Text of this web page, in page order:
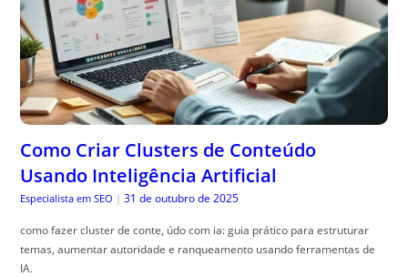
Como Criar Clusters de Conteúdo
Usando Inteligência Artificial
Especialista em SEO | 31 de outubro de 2025
como fazer cluster de conte, údo com ia: guia prático para estruturar
temas, aumentar autoridade e ranqueamento usando ferramentas de
IA.